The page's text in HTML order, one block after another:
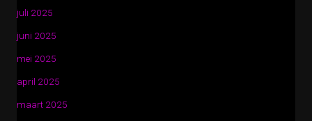
juli 2025
juni 2025
mei 2025
april 2025
maart 2025